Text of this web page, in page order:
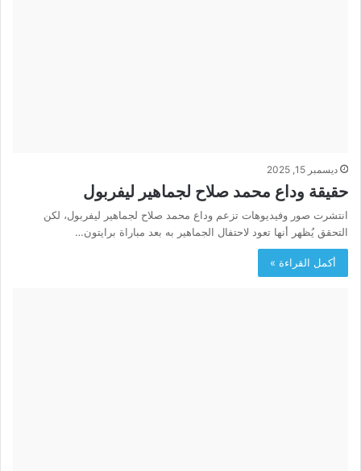
ديسمبر 15, 2025
حقيقة وداع محمد صلاح لجماهير ليفربول
انتشرت صور وفيديوهات تزعم وداع محمد صلاح لجماهير ليفربول، لكن
التحقق يُظهر أنها تعود لاحتفال الجماهير به بعد مباراة برايتون…
أكمل القراءة »